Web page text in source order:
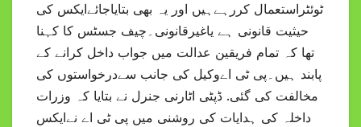
ٹوئٹراستعمال کررہےہیں اور یہ بھی بتایاجائےایکس کی
حیثیت قانونی ہے یاغیرقانونی۔چیف جسٹس کا کہنا
تھا کہ تمام فریقین عدالت میں جواب داخل کرانے کے
پابند ہیں۔پی ٹی اےوکیل کی جانب سےدرخواستوں کی
مخالفت کی گئی. ڈپٹی اٹارنی جنرل نے بتایا کہ وزرات
داخلہ کی ہدایات کی روشنی میں پی ٹی اے نےایکس